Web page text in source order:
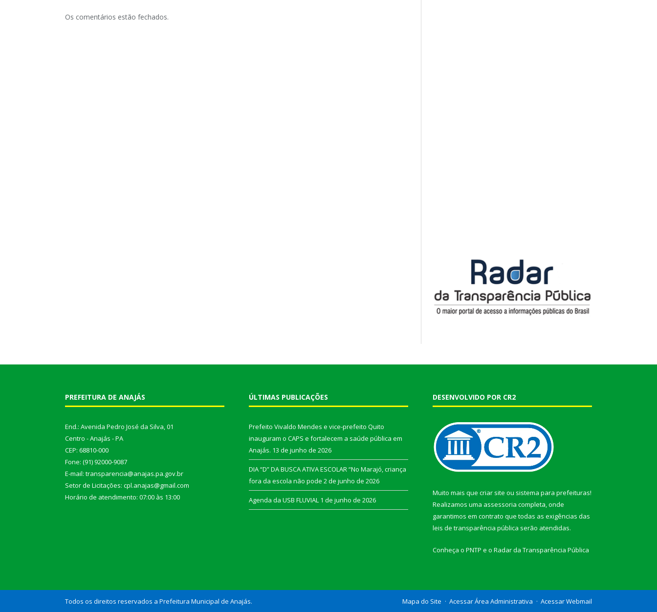
Os comentários estão fechados.
PREFEITURA DE ANAJÁS
End.: Avenida Pedro José da Silva, 01
Centro - Anajás - PA
CEP: 68810-000
Fone: (91) 92000-9087
E-mail: transparencia@anajas.pa.gov.br
Setor de Licitações: cpl.anajas@gmail.com
Horário de atendimento: 07:00 às 13:00
ÚLTIMAS PUBLICAÇÕES
Prefeito Vivaldo Mendes e vice-prefeito Quito
inauguram o CAPS e fortalecem a saúde pública em
Anajás. 13 de junho de 2026
DIA “D” DA BUSCA ATIVA ESCOLAR “No Marajó, criança
fora da escola não pode 2 de junho de 2026
Agenda da USB FLUVIAL 1 de junho de 2026
DESENVOLVIDO POR CR2
Muito mais que criar site ou sistema para prefeituras!
Realizamos uma assessoria completa, onde
garantimos em contrato que todas as exigências das
leis de transparência pública serão atendidas.
Conheça o PNTP e o Radar da Transparência Pública
Todos os direitos reservados a Prefeitura Municipal de Anajás. Mapa do Site Acessar Área Administrativa Acessar Webmail